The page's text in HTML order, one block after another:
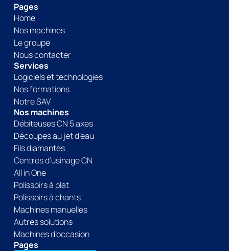
Pages
Home
Nos machines
Le groupe
Nous contacter
Services
Logiciels et technologies
Nos formations
Notre SAV
Nos machines
Débiteuses CN 5 axes
Découpes au jet d’eau
Fils diamantés
Centres d’usinage CN
All in One
Polissoirs à plat
Polissoirs à chants
Machines manuelles
Autres solutions
Machines d’occasion
Pages